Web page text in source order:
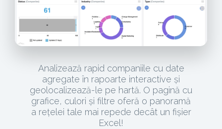
Analizează rapid companiile cu date
agregate în rapoarte interactive și
geolocalizează-le pe hartă. O pagină cu
grafice, culori și filtre oferă o panoramă
a rețelei tale mai repede decât un fișier
Excel!